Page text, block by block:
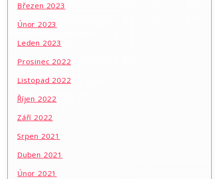
Březen 2023
Únor 2023
Leden 2023
Prosinec 2022
Listopad 2022
Říjen 2022
Září 2022
Srpen 2021
Duben 2021
Únor 2021